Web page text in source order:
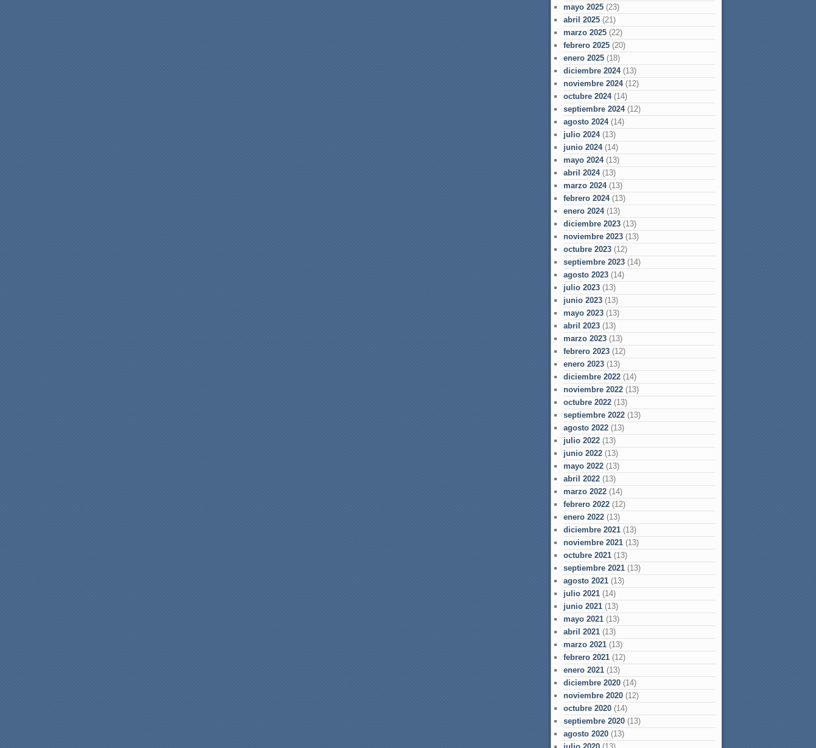
mayo 2025 (23)
abril 2025 (21)
marzo 2025 (22)
febrero 2025 (20)
enero 2025 (18)
diciembre 2024(13)
noviembre 2024(12)
octubre 2024(14)
septiembre 2024(12)
agosto 2024(14)
julio 2024(13)
junio 2024(14)
mayo 2024(13)
abril 2024(13)
marzo 2024(13)
febrero 2024(13)
enero 2024(13)
diciembre 2023 (13)
noviembre 2023 (13)
octubre 2023 (12)
septiembre 2023 (14)
agosto 2023 (14)
julio 2023 (13)
junio 2023 (13)
mayo 2023 (13)
abril 2023 (13)
marzo 2023 (13)
febrero 2023 (12)
enero 2023 (13)
diciembre 2022 (14)
noviembre 2022 (13)
octubre 2022 (13)
septiembre 2022 (13)
agosto 2022 (13)
julio 2022 (13)
junio 2022 (13)
mayo 2022 (13)
abril 2022 (13)
marzo 2022 (14)
febrero 2022 (12)
enero 2022 (13)
diciembre 2021 (13)
noviembre 2021 (13)
octubre 2021 (13)
septiembre 2021 (13)
agosto 2021 (13)
julio 2021 (14)
junio 2021 (13)
mayo 2021 (13)
abril 2021 (13)
marzo 2021 (13)
febrero 2021 (12)
enero 2021 (13)
diciembre 2020 (14)
noviembre 2020 (12)
octubre 2020 (14)
septiembre 2020 (13)
agosto 2020 (13)